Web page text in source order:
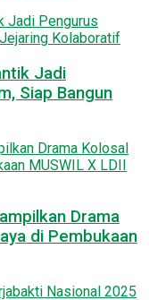
Jadi
Siap Bangun
Drama
di Pembukaan